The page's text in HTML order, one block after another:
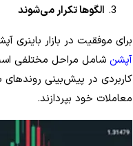
الگوها تکرار می‌شوند
برای موفقیت در بازار
آپشن شامل مراحل مختلفی
کاربردی در پیش‌بینی روندهای
معاملات خود بپردازند.